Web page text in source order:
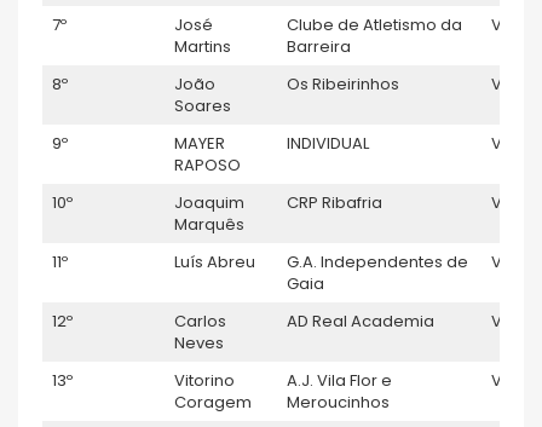
7º
José
Martins
Clube de Atletismo da
Barreira
V5
8º
João
Soares
Os Ribeirinhos V5
9º
MAYER
RAPOSO
INDIVIDUAL V5
10º
Joaquim
Marquês
CRP Ribafria V5
11º Luís Abreu
G.A. Independentes de
Gaia
V5
12º
Carlos
Neves
AD Real Academia V5
13º
Vitorino
Coragem
A.J. Vila Flor e
Meroucinhos
V5